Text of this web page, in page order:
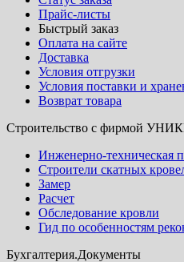
Прайс-листы
Быстрый заказ
Оплата на сайте
Доставка
Условия отгрузки
Условия поставки и
Возврат товара
Строительство с фирмой
Инженерно-техническая
Строители скатных
Замер
Расчет
Обследование кровли
Гид по особенностям
Бухгалтерия.Документы